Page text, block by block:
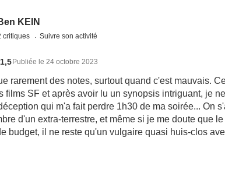
KEIN
critiques Suivre son activité
1,5 Publiée le 24 octobre 2023
rarement des notes, surtout quand c'est mauvais.
films SF et après avoir lu un synopsis intriguant, je
qui m'a fait perdre 1h30 de ma soirée... On
d'un extra-terrestre, et même si je me doute que
budget, il ne reste qu'un vulgaire quasi huis-clos